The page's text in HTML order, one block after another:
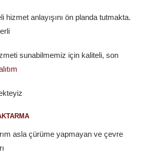
hizmet anlayışını ön planda tutmakta.
sunabilmemiz için kaliteli, son
asla çürüme yapmayan ve çevre